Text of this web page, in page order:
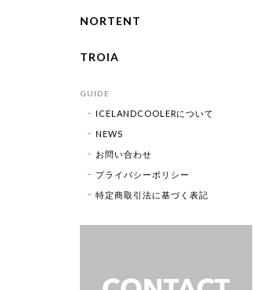
NORTENT
TROIA
GUIDE
ICELANDCOOLERについて
NEWS
お問い合わせ
プライバシーポリシー
特定商取引法に基づく表記